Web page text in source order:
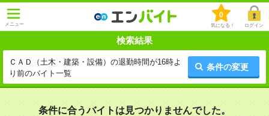
メニュー
0
気になる！ ログイン
検索結果
ＣＡＤ（土木・建築・設備）の退勤時間が16時よ
り前のバイト一覧
条件の変更
条件に合うバイトは見つかりませんでした。